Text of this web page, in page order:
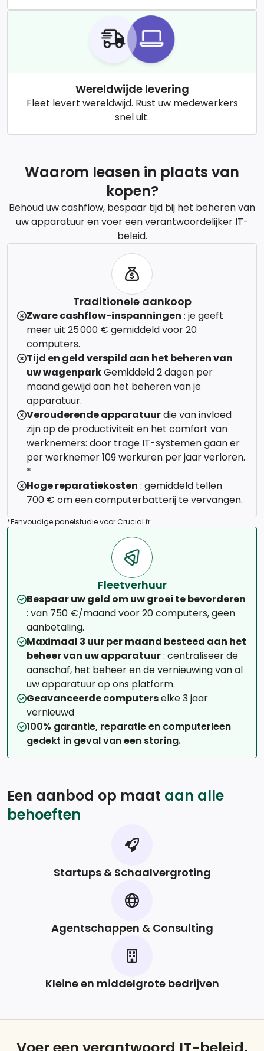
Wereldwijde levering
Fleet levert wereldwijd. Rust uw medewerkers
snel uit.
Waarom leasen in plaats van
kopen?
Behoud uw cashflow, bespaar tijd bij het beheren van
uw apparatuur en voer een verantwoordelijker IT-
beleid.
Traditionele aankoop
Zware cashflow-inspanningen : je geeft
meer uit 25 000 € gemiddeld voor 20
computers.
Tijd en geld verspild aan het beheren van
uw wagenparkGemiddeld 2 dagen per
maand gewijd aan het beheren van je
apparatuur.
Verouderende apparatuurdie van invloed
zijn op de productiviteit en het comfort van
werknemers: door trage IT-systemen gaan er
per werknemer 109 werkuren per jaar verloren.
*
Hoge reparatiekosten : gemiddeld tellen
700 € om een computerbatterij te vervangen.
*Eenvoudige panelstudie voor Crucial.fr
Fleetverhuur
Bespaar uw geld om uw groei te bevorderen
: van 750 €/maand voor 20 computers, geen
aanbetaling.
Maximaal 3 uur per maand besteed aan het
beheer van uw apparatuur: centraliseer de
aanschaf, het beheer en de vernieuwing van al
uw apparatuur op ons platform.
Geavanceerde computerselke 3 jaar
vernieuwd
100% garantie, reparatie en computerleen
gedekt in geval van een storing.
Een aanbod op maat aan alle
behoeften
Startups & Schaalvergroting
Agentschappen & Consulting
Kleine en middelgrote bedrijven